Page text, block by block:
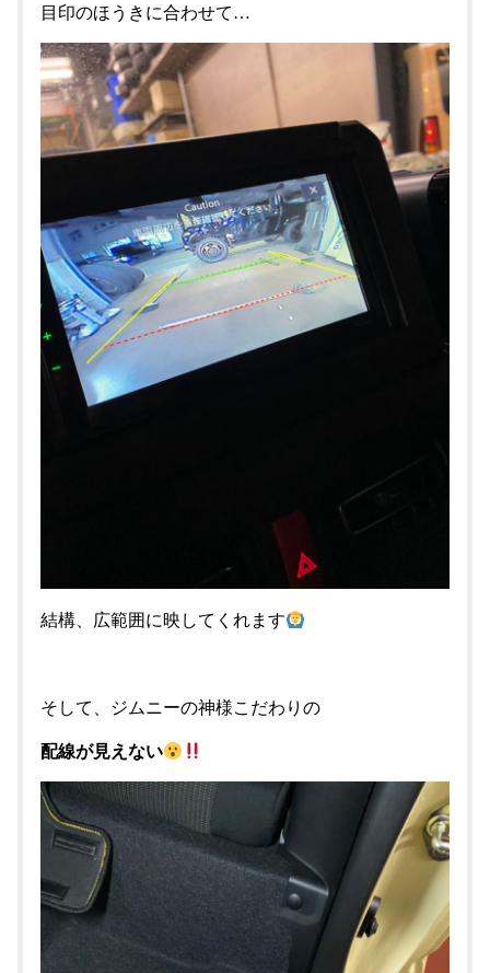
目印のほうきに合わせて…
結構、広範囲に映してくれます
そして、ジムニーの神様こだわりの
配線が見えない